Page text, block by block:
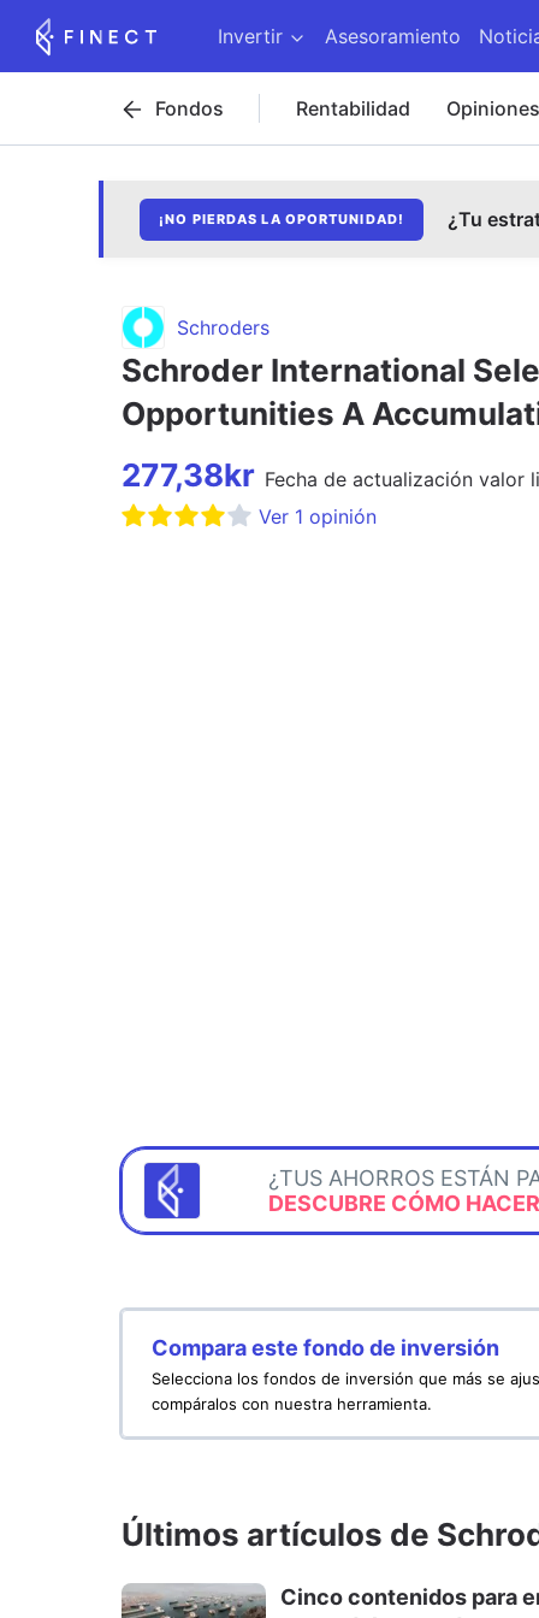
Invertir Asesoramiento
Fondos Rentabilidad Opiniones
¡NO PIERDAS LA OPORTUNIDAD! ¿Tu
Schroders
Schroder International
Opportunities A
277,38kr Fecha de actualización valor
Ver 1 opinión
¿TUS AHORROS ESTÁN
DESCUBRE CÓMO
Compara este fondo de inversión
Selecciona los fondos de inversión que más se
compáralos con nuestra herramienta.
Últimos artículos de
Cinco contenidos para